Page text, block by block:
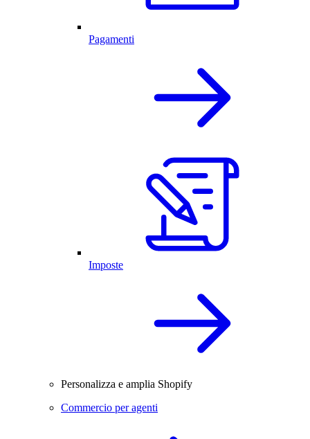
Pagamenti
Imposte
Personalizza e amplia Shopify
Commercio per agenti